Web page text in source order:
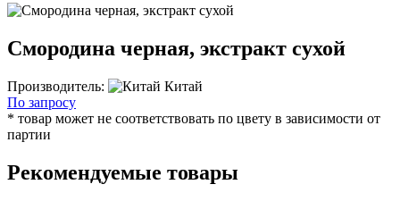
Смородина черная, экстракт сухой
Производитель:
Китай
По запросу
* товар может не соответствовать по цвету в зависимости от
партии
Рекомендуемые товары